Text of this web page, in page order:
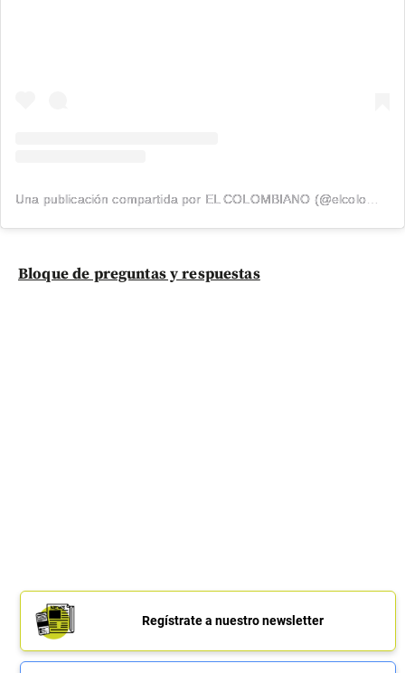
Una publicación compartida por EL COLOMBIANO (@elcolombiano_)
Bloque de preguntas y respuestas
Regístrate a nuestro newsletter